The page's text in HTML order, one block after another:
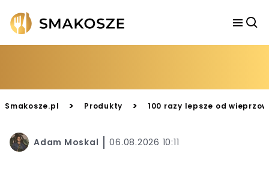
Smakosze.pl > Produkty > 100 razy lepsze od
Adam Moskal 06.08.2026 10:11